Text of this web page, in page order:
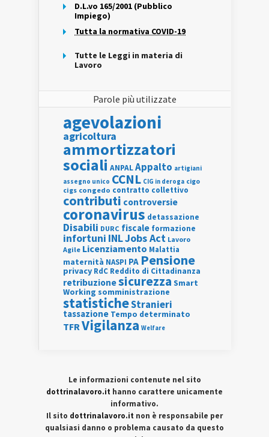
D.L.vo 165/2001 (Pubblico
Impiego)
Tutta la normativa COVID-19
Tutte le Leggi in materia di
Lavoro
Parole più utilizzate
agevolazioni
agricoltura
ammortizzatori
sociali ANPALAppalto artigiani
assegno unico CCNL CIG in deroga cigo
cigs congedo contratto collettivo
contributi controversie
coronavirus detassazione
Disabili DURC fiscale formazione
infortuni INLJobs Act Lavoro
Agile Licenziamento Malattia
maternità NASPI PA Pensione
privacy RdC Reddito di Cittadinanza
retribuzionesicurezza Smart
Working somministrazione
statisticheStranieri
tassazione Tempo determinato
TFRVigilanza Welfare
Le informazioni contenute nel sito
dottrinalavoro.it hanno carattere unicamente
informativo.
Il sito dottrinalavoro.it non è responsabile per
qualsiasi danno o problema causato da questo